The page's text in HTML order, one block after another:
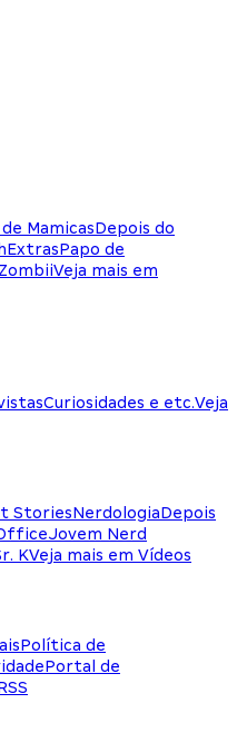
MamicasDepois do
ExtrasPapo de
Veja mais em
Curiosidades e etc.Veja
StoriesNerdologiaDepois
Jovem Nerd
KVeja mais em Vídeos
Política de
Portal de